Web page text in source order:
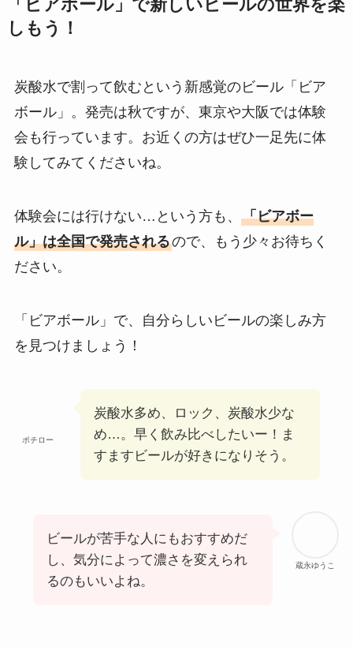
「ビアボール」で新しいビールの世界を楽
しもう！
炭酸水で割って飲むという新感覚のビール「ビア
ボール」。発売は秋ですが、東京や大阪では体験
会も行っています。お近くの方はぜひ一足先に体
験してみてくださいね。
体験会には行けない…という方も、 「ビアボー
ル」は全国で発売されるので、もう少々お待ちく
ださい。
「ビアボール」で、自分らしいビールの楽しみ方
を見つけましょう！
ポチロー
炭酸水多め、ロック、炭酸水少な
め…。早く飲み比べしたいー！ま
すますビールが好きになりそう。
蔵永ゆうこ
ビールが苦手な人にもおすすめだ
し、気分によって濃さを変えられ
るのもいいよね。